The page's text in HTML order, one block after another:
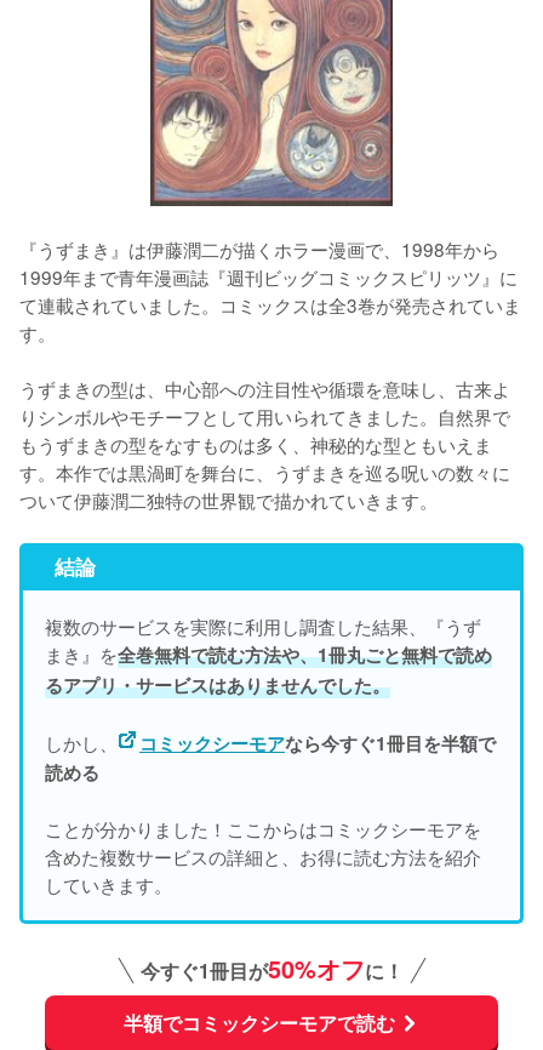
『うずまき』は伊藤潤二が描くホラー漫画で、1998年から
1999年まで青年漫画誌『週刊ビッグコミックスピリッツ』に
て連載されていました。コミックスは全3巻が発売されていま
す。
うずまきの型は、中心部への注目性や循環を意味し、古来よ
りシンボルやモチーフとして用いられてきました。自然界で
もうずまきの型をなすものは多く、神秘的な型ともいえま
す。本作では黒渦町を舞台に、うずまきを巡る呪いの数々に
ついて伊藤潤二独特の世界観で描かれていきます。
結論
複数のサービスを実際に利用し調査した結果、『うず
まき』を全巻無料で読む方法や、1冊丸ごと無料で読め
るアプリ・サービスはありませんでした。
しかし、 コミックシーモアなら今すぐ1冊目を半額で
読める
ことが分かりました！ここからはコミックシーモアを
含めた複数サービスの詳細と、お得に読む方法を紹介
していきます。
今すぐ1冊目が50%オフに！
半額でコミックシーモアで読む